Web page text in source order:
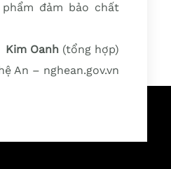
đảm bảo chất
Kim Oanh(tổng hợp)
An – nghean.gov.vn